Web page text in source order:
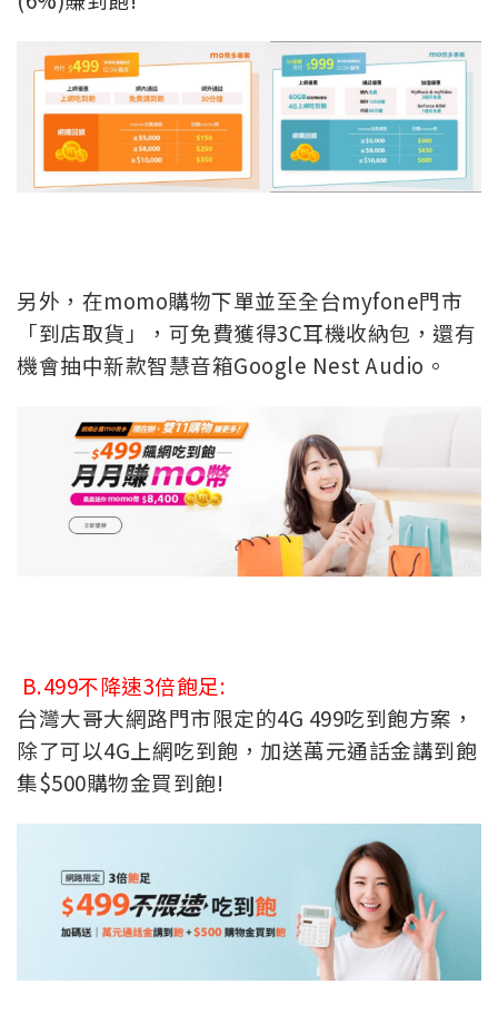
另外，在momo購物下單並至全台myfone門市
「到店取貨」，可免費獲得3C耳機收納包，還有
機會抽中新款智慧音箱Google Nest Audio。
B.499不降速3倍飽足:
台灣大哥大網路門市限定的4G 499吃到飽方案，
除了可以4G上網吃到飽，加送萬元通話金講到飽
集$500購物金買到飽!